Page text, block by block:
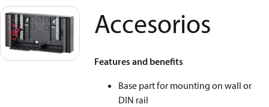
Accesorios
Features and benefits
Base part for mounting on wall or
DIN rail